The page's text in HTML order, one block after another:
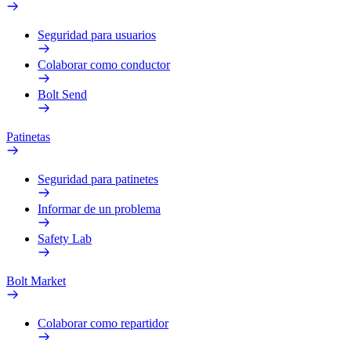
Seguridad para usuarios
Colaborar como conductor
Bolt Send
Patinetas
Seguridad para patinetes
Informar de un problema
Safety Lab
Bolt Market
Colaborar como repartidor